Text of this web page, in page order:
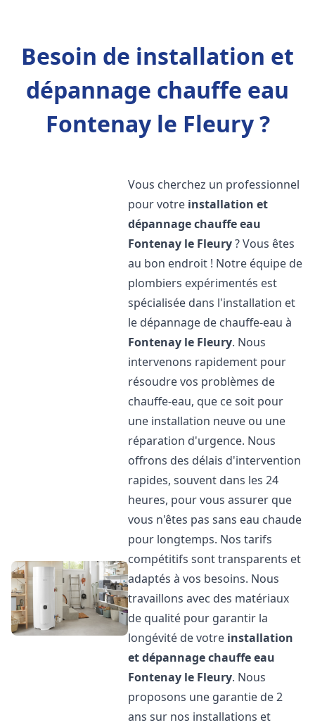
Besoin de installation et
dépannage chauffe eau
Fontenay le Fleury ?
Vous cherchez un professionnel
pour votre installation et
dépannage chauffe eau
Fontenay le Fleury? Vous êtes
au bon endroit ! Notre équipe de
plombiers expérimentés est
spécialisée dans l'installation et
le dépannage de chauffe-eau à
Fontenay le Fleury. Nous
intervenons rapidement pour
résoudre vos problèmes de
chauffe-eau, que ce soit pour
une installation neuve ou une
réparation d'urgence. Nous
offrons des délais d'intervention
rapides, souvent dans les 24
heures, pour vous assurer que
vous n'êtes pas sans eau chaude
pour longtemps. Nos tarifs
compétitifs sont transparents et
adaptés à vos besoins. Nous
travaillons avec des matériaux
de qualité pour garantir la
longévité de votre installation
et dépannage chauffe eau
Fontenay le Fleury. Nous
proposons une garantie de 2
ans sur nos installations et